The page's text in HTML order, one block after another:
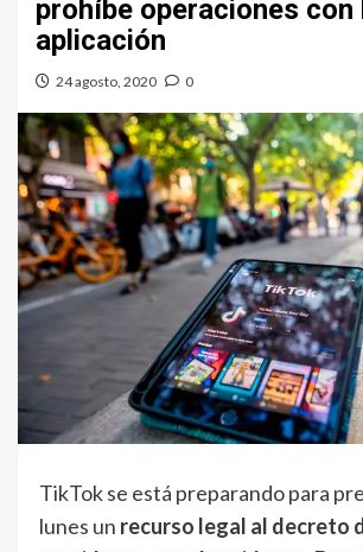
prohíbe operaciones con
aplicación
24 agosto, 2020 0
TikTok se está preparando para
lunes un recurso legal al decreto